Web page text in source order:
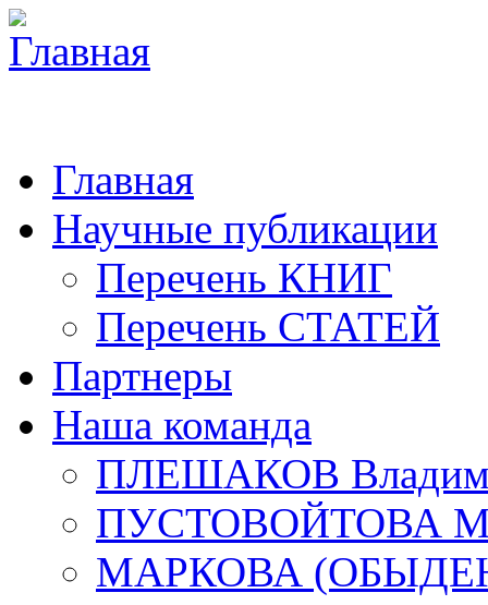
Главная
Научные публикации
Перечень КНИГ
Перечень СТАТЕЙ
Партнеры
Наша команда
ПЛЕШАКОВ
ПУСТОВОЙТОВА
МАРКОВА